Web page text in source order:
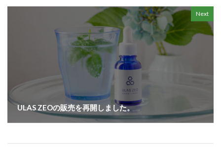
Next
ULAS ZEOの販売を再開しました。